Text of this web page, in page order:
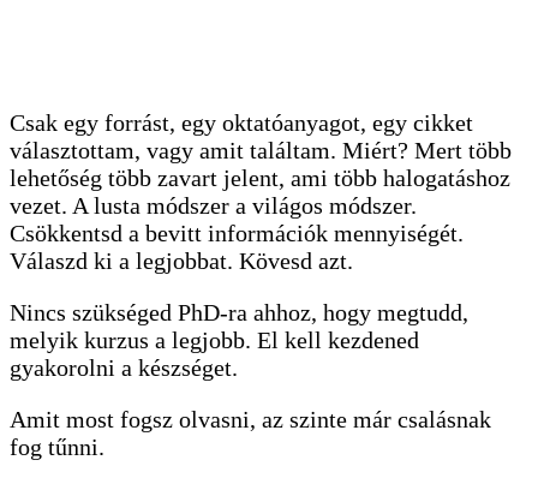
Csak egy forrást, egy oktatóanyagot, egy cikket
választottam, vagy amit találtam. Miért? Mert több
lehetőség több zavart jelent, ami több halogatáshoz
vezet. A lusta módszer a világos módszer.
Csökkentsd a bevitt információk mennyiségét.
Válaszd ki a legjobbat. Kövesd azt.
Nincs szükséged PhD-ra ahhoz, hogy megtudd,
melyik kurzus a legjobb. El kell kezdened
gyakorolni a készséget.
Amit most fogsz olvasni, az szinte már csalásnak
fog tűnni.